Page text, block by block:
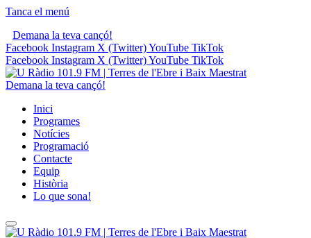
Tanca el menú
Demana la teva cançó!
Facebook Instagram X (Twitter)YouTube TikTok
Facebook Instagram X (Twitter)YouTube TikTok
Demana la teva cançó!
Inici
Programes
Notícies
Programació
Contacte
Equip
Història
Lo que sona!